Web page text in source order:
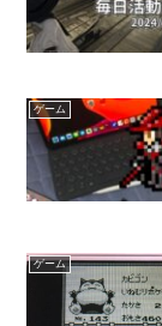
ゲーム
ゲーム